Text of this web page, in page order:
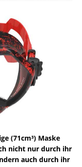
(71cm³) Maske
nicht nur durch ihr
auch durch ihr